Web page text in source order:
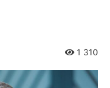
1 310